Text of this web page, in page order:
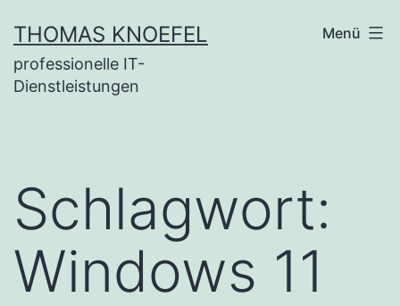
Inhalt
springen
THOMAS KNOEFEL
professionelle IT-
Dienstleistungen
Menü
Schlagwort:
Windows 11